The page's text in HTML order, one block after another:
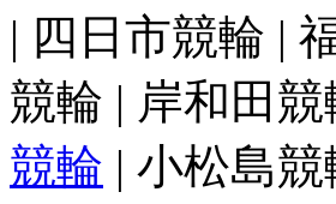
| 四日市競輪 |
競輪 | 岸和田
競輪 | 小松島